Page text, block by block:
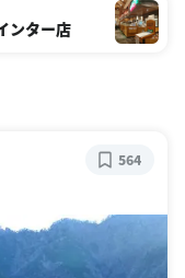
ンター店
564